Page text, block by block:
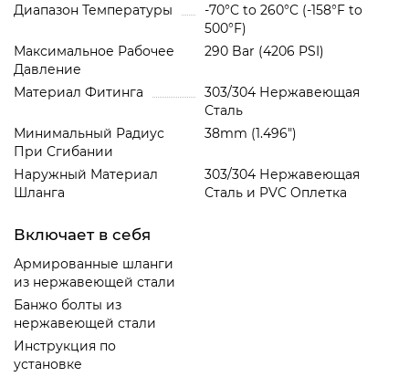
Диапазон Температуры
-70°C to 260°C (-158°F to
500°F)
Максимальное Рабочее
Давление
290 Bar (4206 PSI)
Материал Фитинга
303/304 Нержавеющая
Сталь
Минимальный Радиус
При Сгибании
38mm (1.496")
Наружный Материал
Шланга
303/304 Нержавеющая
Сталь и PVC Oплетка
Включает в себя
Армированные шланги
из нержавеющей стали
Банжо болты из
нержавеющей стали
Инструкция по
установке